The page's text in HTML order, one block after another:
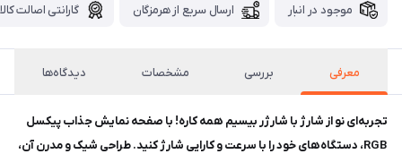
موجود در انبار ارسال سریع از هرمزگان گارانتی اصالت کالا
معرفی بررسی مشخصات دیدگاه‌ها
تجربه‌ای نو از شارژ با شارژر بیسیم همه کاره! با صفحه نمایش جذاب پیکسل
RGB، دستگاه‌های خود را با سرعت و کارایی شارژ کنید. طراحی شیک و مدرن آن،